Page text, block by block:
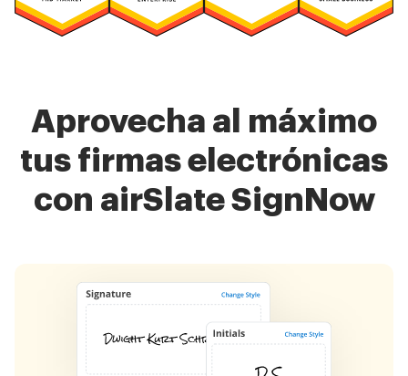
Aprovecha al máximo
tus firmas electrónicas
con airSlate SignNow